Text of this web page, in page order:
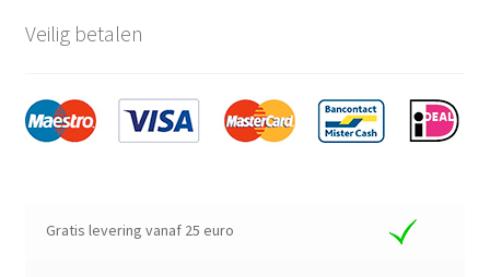
Veilig betalen
Gratis levering vanaf 25 euro